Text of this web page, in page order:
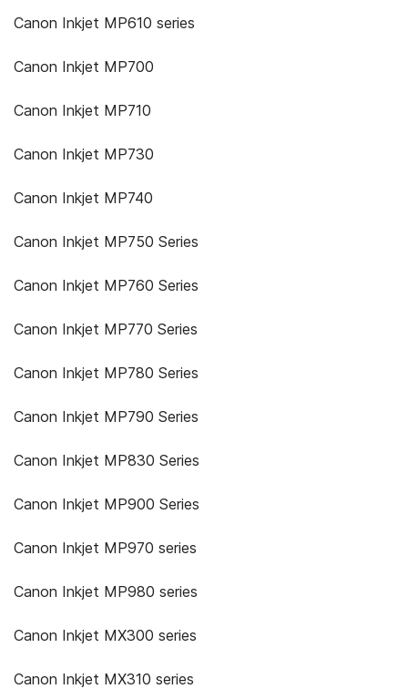
Canon Inkjet MP610 series
Canon Inkjet MP700
Canon Inkjet MP710
Canon Inkjet MP730
Canon Inkjet MP740
Canon Inkjet MP750 Series
Canon Inkjet MP760 Series
Canon Inkjet MP770 Series
Canon Inkjet MP780 Series
Canon Inkjet MP790 Series
Canon Inkjet MP830 Series
Canon Inkjet MP900 Series
Canon Inkjet MP970 series
Canon Inkjet MP980 series
Canon Inkjet MX300 series
Canon Inkjet MX310 series